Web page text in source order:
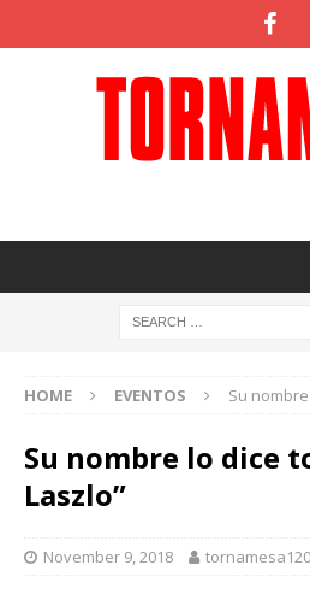
HOME EVENTOS Su
Su nombre lo dice
Laszlo”
November 9, 2018